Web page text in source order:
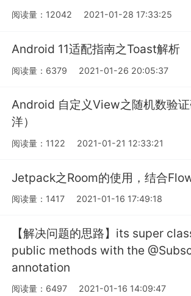
阅读量：12042 2021-01-28 17:33:25
Android 11适配指南之Toast解析
阅读量：6379 2021-01-26 20:05:37
Android 自定义View之随机数验
洋）
阅读量：1122 2021-01-21 12:33:21
Jetpack之Room的使用，结合
阅读量：1417 2021-01-16 17:49:18
【解决问题的思路】its super
public methods with the
annotation
阅读量：6497 2021-01-16 14:09:47